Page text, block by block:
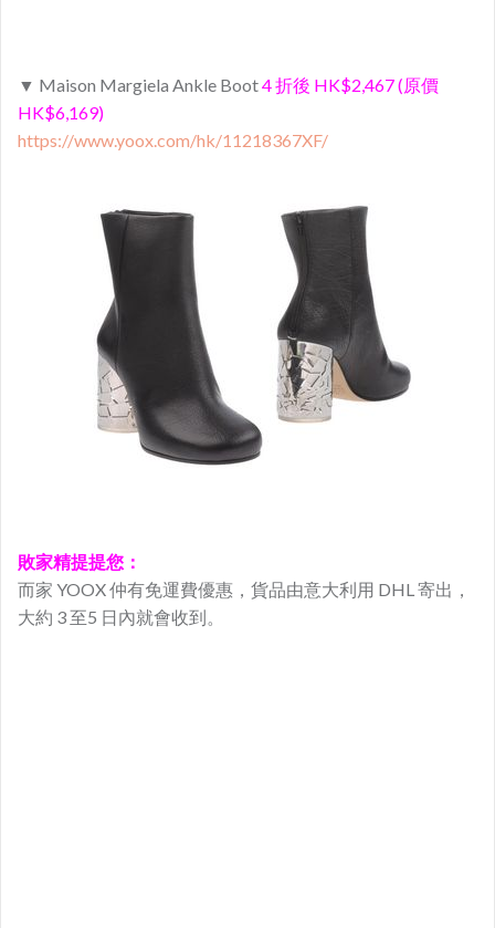
▼ Maison Margiela Ankle Boot4 折後 HK$2,467 (原價
HK$6,169)
https://www.yoox.com/hk/11218367XF/
敗家精提提您：
而家 YOOX 仲有免運費優惠，貨品由意大利用 DHL 寄出，
大約 3 至5 日內就會收到。